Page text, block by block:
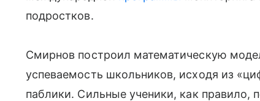
подростков.
Смирнов построил математическую
успеваемость школьников, исходя из
паблики. Сильные ученики, как правило,